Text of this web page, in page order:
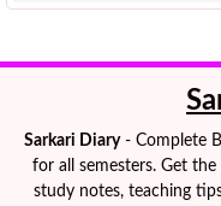
Sarkari Diary- Complete
for all semesters. Get
study notes, teaching